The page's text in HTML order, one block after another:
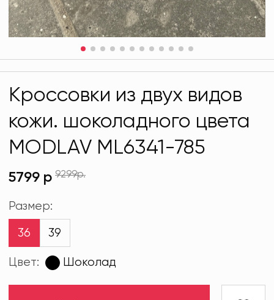
Кроссовки из двух видов
кожи. шоколадного цвета
MODLAV ML6341-785
5799 р 9299р.
Размер:
36 39
Цвет: Шоколад